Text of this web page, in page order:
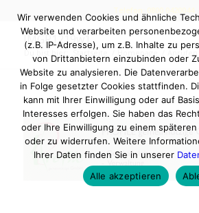
IMGP1219w1
Du bist hier: Startseite Homepage Anrufen
Wir verwenden Cookies und ähnliche
Website und verarbeiten
(z.B. IP-Adresse), um z.B. Inhalte zu
von Drittanbietern einzubinden oder
Website zu analysieren. Die
in Folge gesetzter Cookies stattfinden.
kann mit Ihrer Einwilligung oder auf
Interesses erfolgen. Sie haben das
oder Ihre Einwilligung zu einem
oder zu widerrufen. Weitere
Ihrer Daten finden Sie in unserer
Alle akzeptieren